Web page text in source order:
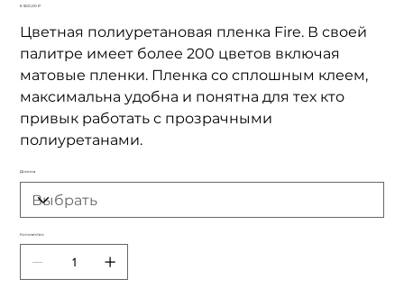
Цена
6 500,00 ₽
Цветная полиуретановая пленка Fire. В своей
палитре имеет более 200 цветов включая
матовые пленки. Пленка со сплошным клеем,
максимальна удобна и понятна для тех кто
привык работать с прозрачными
полиуретанами.
Длинна
Количество